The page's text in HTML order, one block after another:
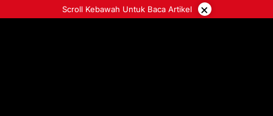
ke
Scroll Kebawah Untuk Baca Artikel ×